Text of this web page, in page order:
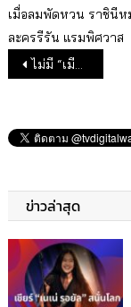
เมื่อลมพัดหวน ราชินีห
ละครรีรัน แรมพิศวาส
แนะแนวเรื่อง
ไม่มี “เมีย2018” เรตติ้งช่องวันไม่มา
ข่าวล่าสุด